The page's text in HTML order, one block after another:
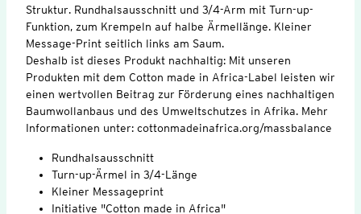
Struktur. Rundhalsausschnitt und 3/4-Arm mit Turn-up-
Funktion, zum Krempeln auf halbe Ärmellänge. Kleiner
Message-Print seitlich links am Saum.
Deshalb ist dieses Produkt nachhaltig: Mit unseren
Produkten mit dem Cotton made in Africa-Label leisten wir
einen wertvollen Beitrag zur Förderung eines nachhaltigen
Baumwollanbaus und des Umweltschutzes in Afrika. Mehr
Informationen unter: cottonmadeinafrica.org/massbalance
Rundhalsausschnitt
Turn-up-Ärmel in 3/4-Länge
Kleiner Messageprint
Initiative "Cotton made in Africa"